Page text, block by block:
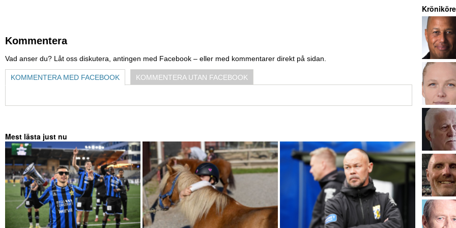
Kommentera
Vad anser du? Låt oss diskutera, antingen med Facebook – eller med kommentarer direkt på sidan.
KOMMENTERA MED FACEBOOK KOMMENTERA UTAN FACEBOOK
Mest lästa just nu